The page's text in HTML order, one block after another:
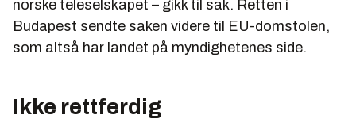
norske teleselskapet – gikk til sak. Retten i
Budapest sendte saken videre til EU-domstolen,
som altså har landet på myndighetenes side.
Ikke rettferdig